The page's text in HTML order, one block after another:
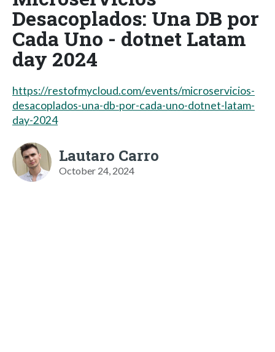
Desacoplados: Una DB por
Cada Uno - dotnet Latam
day 2024
https://restofmycloud.com/events/microservicios-
desacoplados-una-db-por-cada-uno-dotnet-latam-
day-2024
Lautaro Carro
October 24, 2024